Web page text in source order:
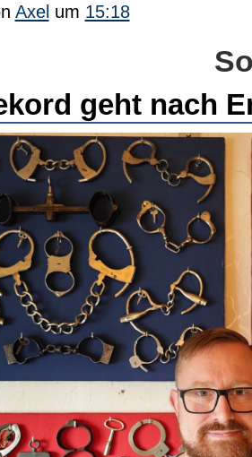
Axel um 15:18
geht nach